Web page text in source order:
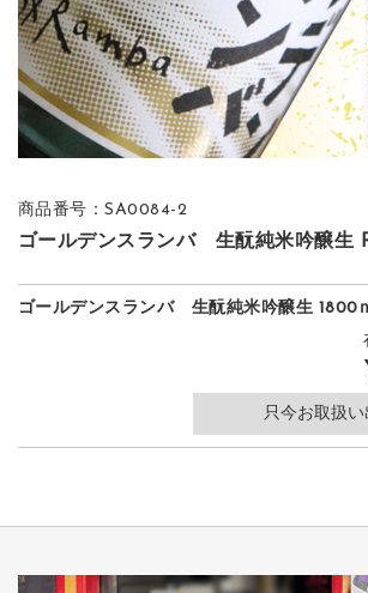
商品番号：SA0084-2
ゴールデンスランバ 生酛純米吟醸生
ゴールデンスランバ 生酛純米吟醸生 1800
只今お取扱